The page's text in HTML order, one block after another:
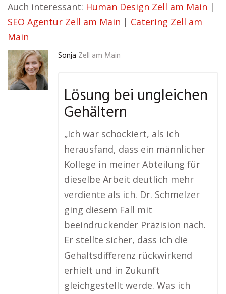
Auch interessant: Human Design Zell am Main |
SEO Agentur Zell am Main | Catering Zell am
Main
Sonja Zell am Main
Lösung bei ungleichen
Gehältern
„Ich war schockiert, als ich
herausfand, dass ein männlicher
Kollege in meiner Abteilung für
dieselbe Arbeit deutlich mehr
verdiente als ich. Dr. Schmelzer
ging diesem Fall mit
beeindruckender Präzision nach.
Er stellte sicher, dass ich die
Gehaltsdifferenz rückwirkend
erhielt und in Zukunft
gleichgestellt werde. Was ich